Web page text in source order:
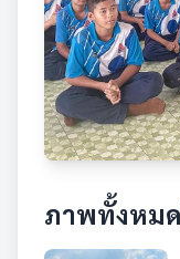
ภาพทั้งหม